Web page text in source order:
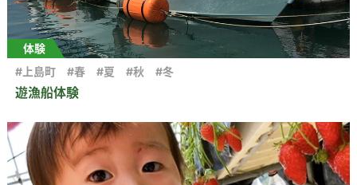
体験
遊漁船体験
#上島町 #春 #夏 #秋 #冬